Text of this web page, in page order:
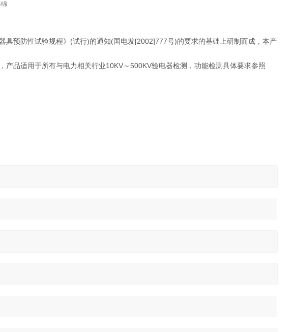
具预防性试验规程》(试行)的通知(国电发[2002]777号)的要求的基础上研制而成，本产
品适用于所有与电力相关行业10KV～500KV验电器检测，功能检测具体要求参照